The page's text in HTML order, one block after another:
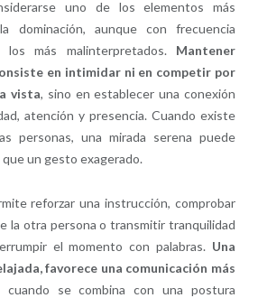
uno de los elementos más
dominación, aunque con frecuencia
más malinterpretados. Mantener
en intimidar ni en competir por
vista, sino en establecer una conexión
atención y presencia. Cuando existe
personas, una mirada serena puede
un gesto exagerado.
reforzar una instrucción, comprobar
la otra persona o transmitir tranquilidad
el momento con palabras. Una
favorece una comunicación más
cuando se combina con una postura